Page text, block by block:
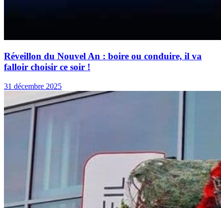
Réveillon du Nouvel An : boire ou conduire, il va
falloir choisir ce soir !
31 décembre 2025